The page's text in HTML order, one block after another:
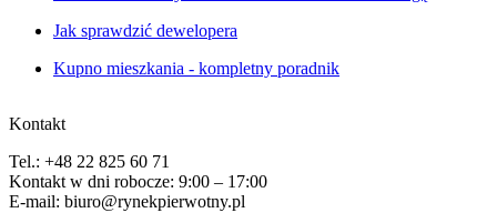
Jak sprawdzić dewelopera
Kupno mieszkania - kompletny poradnik
Kontakt
Tel.: +48 22 825 60 71
Kontakt w dni robocze: 9:00 – 17:00
E-mail: biuro@rynekpierwotny.pl